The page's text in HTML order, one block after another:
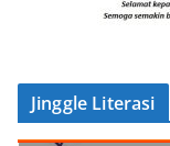
Jinggle Literasi